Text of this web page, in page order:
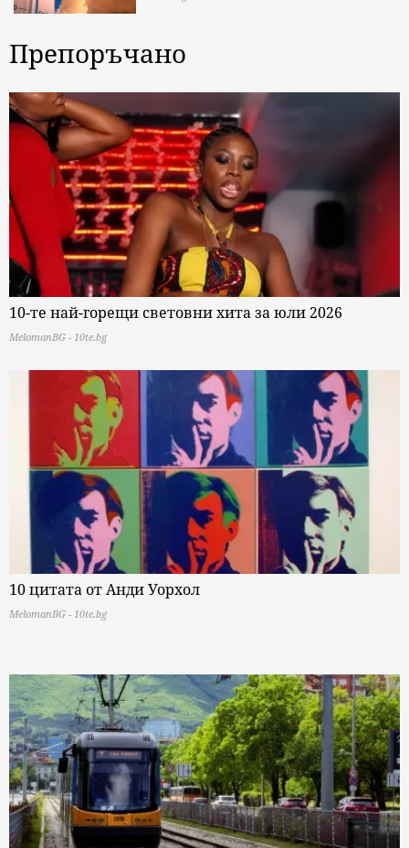
Препоръчано
10-те най-горещи световни хита за юли 2026
MelomanBG - 10te.bg
10 цитата от Анди Уорхол
MelomanBG - 10te.bg